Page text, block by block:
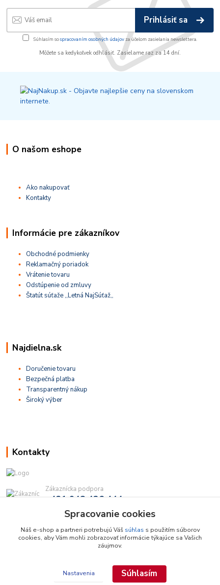
Prihlásiť sa
Súhlasím sospracovaním osobných údajov za účelom zasielania newslettera.
Môžete sa kedykoľvek odhlásiť. Zasielame raz za 14 dní.
O našom eshope
Ako nakupovať
Kontakty
Informácie pre zákazníkov
Obchodné podmienky
Reklamačný poriadok
Vrátenie tovaru
Odstúpenie od zmluvy
Štatút súťaže ,,Letná NajSúťaž,,
Najdielna.sk
Doručenie tovaru
Bezpečná platba
Transparentný nákup
Široký výber
Kontakty
Zákaznícka podpora
+421 948 436 444
(Po-Pia, 9-16 hod.)
info@najdielna.sk
Spracovanie cookies
Náš e-shop a partneri potrebujú Váš súhlas s použitím súborov
cookies, aby Vám mohli zobrazovať informácie týkajúce sa Vašich
záujmov.
Nastavenia Súhlasím